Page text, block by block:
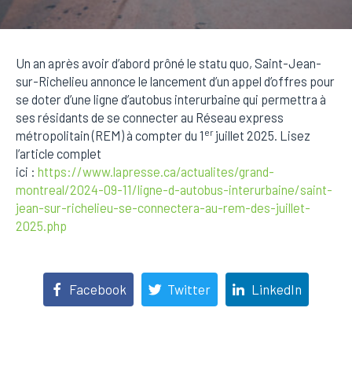
Un an après avoir d’abord prôné le statu quo, Saint-Jean-
sur-Richelieu annonce le lancement d’un appel d’offres pour
se doter d’une ligne d’autobus interurbaine qui permettra à
ses résidants de se connecter au Réseau express
métropolitain (REM) à compter du 1 er juillet 2025. Lisez
l’article complet
ici : https://www.lapresse.ca/actualites/grand-
montreal/2024-09-11/ligne-d-autobus-interurbaine/saint-
jean-sur-richelieu-se-connectera-au-rem-des-juillet-
2025.php
Facebook Twitter LinkedIn